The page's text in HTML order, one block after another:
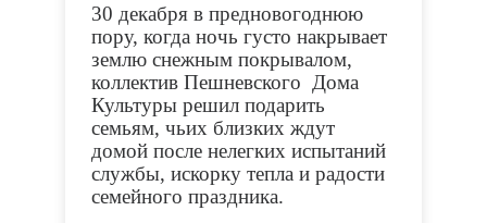
30 декабря в предновогоднюю
пору, когда ночь густо накрывает
землю снежным покрывалом,
коллектив Пешневского Дома
Культуры решил подарить
семьям, чьих близких ждут
домой после нелегких испытаний
службы, искорку тепла и радости
семейного праздника.